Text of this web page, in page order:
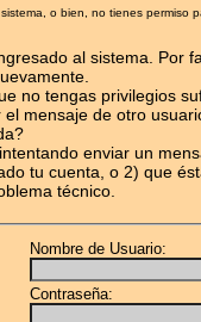
o bien, no tienes permiso
al sistema. Por
no tengas privilegios
el mensaje de otro
enviar un
tu cuenta, o 2) que
técnico.
Nombre de Usuario:
Contraseña: